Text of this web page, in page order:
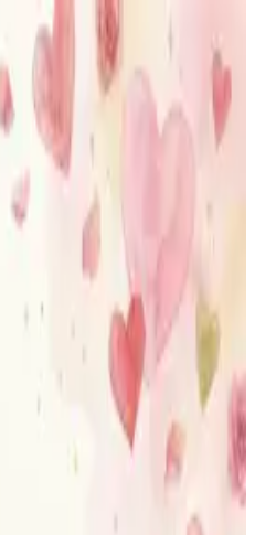
jubilaciones… cualquier
a alguien en protagonista de su
y su fiesta dentro.